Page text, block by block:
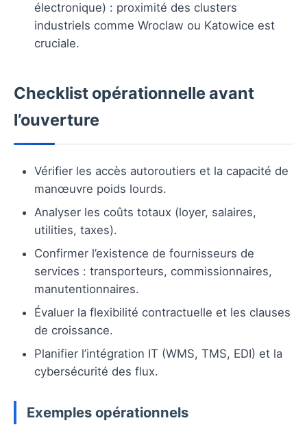
électronique) : proximité des clusters
industriels comme Wroclaw ou Katowice est
cruciale.
Checklist opérationnelle avant
l’ouverture
Vérifier les accès autoroutiers et la capacité de
manœuvre poids lourds.
Analyser les coûts totaux (loyer, salaires,
utilities, taxes).
Confirmer l’existence de fournisseurs de
services : transporteurs, commissionnaires,
manutentionnaires.
Évaluer la flexibilité contractuelle et les clauses
de croissance.
Planifier l’intégration IT (WMS, TMS, EDI) et la
cybersécurité des flux.
Exemples opérationnels